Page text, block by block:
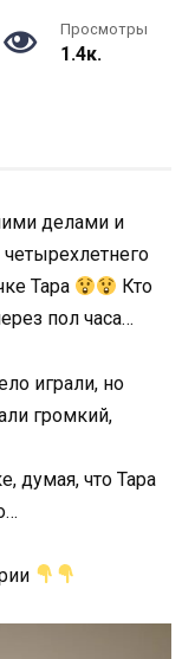
Просмотры
1.4к.
делами и
Тара
Кто
пол часа…
играли, но
громкий,
думая, что Тара